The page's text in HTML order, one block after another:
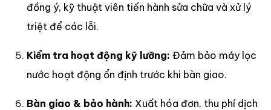
đồng ý, kỹ thuật viên tiến hành sửa chữa và xử lý
triệt để các lỗi.
Kiểm tra hoạt động kỹ lưỡng: Đảm bảo máy lọc
nước hoạt động ổn định trước khi bàn giao.
Bàn giao & bảo hành: Xuất hóa đơn, thu phí dịch